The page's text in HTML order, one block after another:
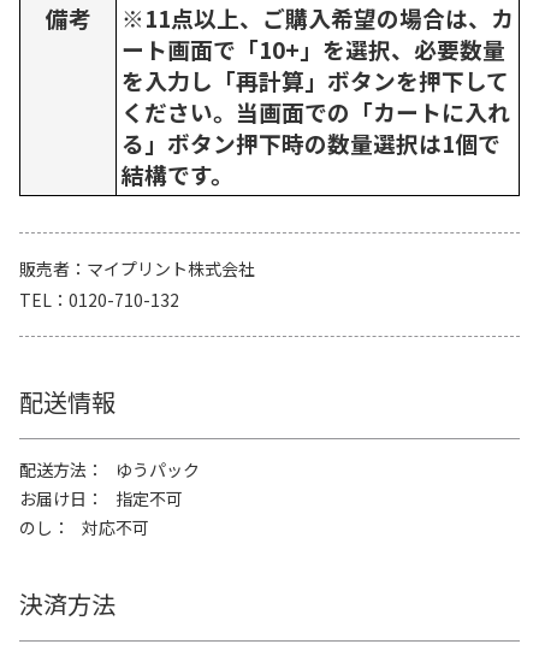
備考
※11点以上、ご購入希望の場合は、カ
ート画面で「10+」を選択、必要数量
を入力し「再計算」ボタンを押下して
ください。当画面での「カートに入れ
る」ボタン押下時の数量選択は1個で
結構です。
販売者
マイプリント株式会社
TEL
0120-710-132
配送情報
配送方法
ゆうパック
お届け日
指定不可
のし
対応不可
決済方法